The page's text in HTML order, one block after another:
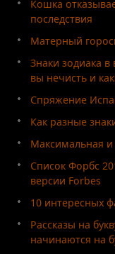
Кошка
последствия
Матерный
Знаки зодиака
вы нечисть и
Спряжение
Как разные
Максимальная и
Список Форбс
версии Forbes
10 интересных
Рассказы на
начинаются на